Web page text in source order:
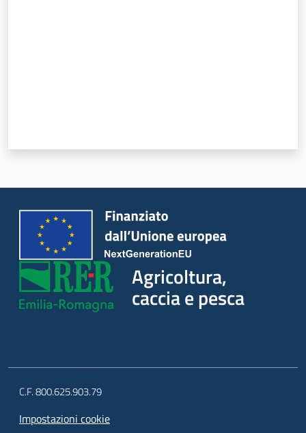
Agricoltura,
caccia e pesca
C.F. 800.625.903.79
Impostazioni cookie